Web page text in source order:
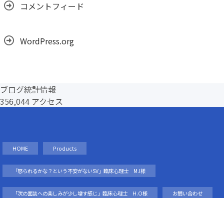
コメントフィード
WordPress.org
ブログ統計情報
356,044 アクセス
HOME Products
「怒られるかな？という不安がないSV」臨床心理士 M.I様
「次の面談への楽しみが少し増す感じ」臨床心理士 H.O様 お問い合わせ